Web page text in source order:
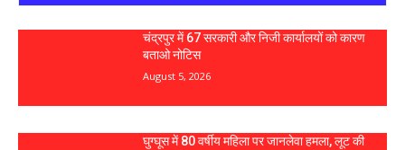
चंद्रपुर में 67 सरकारी और निजी कार्यालयों को कारण
बताओ नोटिस
August 5, 2026
घुग्घूस में 80 वर्षीय महिला पर जानलेवा हमला, लूट की